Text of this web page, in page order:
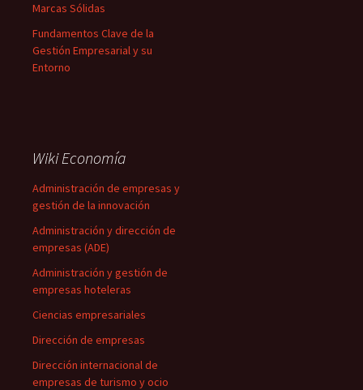
Marcas Sólidas
Fundamentos Clave de la
Gestión Empresarial y su
Entorno
Wiki Economía
Administración de empresas y
gestión de la innovación
Administración y dirección de
empresas (ADE)
Administración y gestión de
empresas hoteleras
Ciencias empresariales
Dirección de empresas
Dirección internacional de
empresas de turismo y ocio